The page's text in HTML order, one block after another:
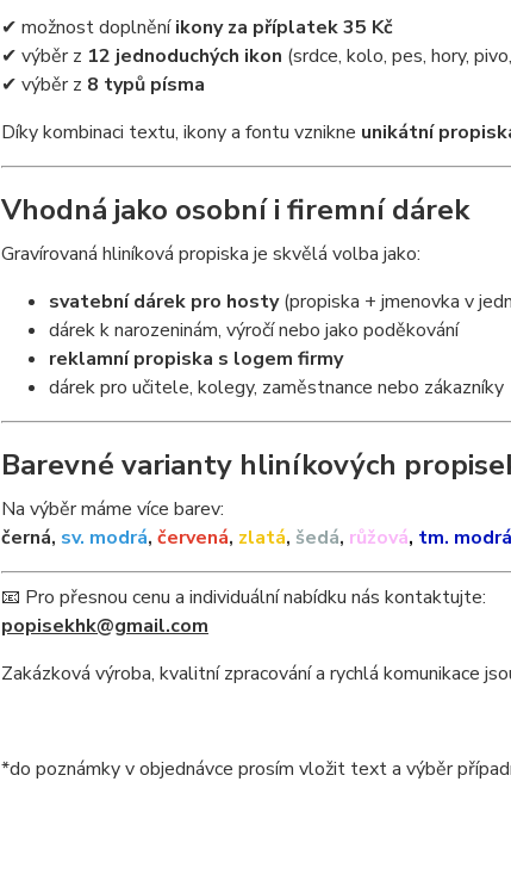
✔ možnost doplněníikony za příplatek 35 Kč
✔ výběr z 12 jednoduchých ikon (srdce, kolo, pes, hory,
✔ výběr z 8 typů písma
Díky kombinaci textu, ikony a fontu vznikne unikátní
Vhodná jako osobní i firemní dárek
Gravírovaná hliníková propiska je skvělá volba jako:
svatební dárek pro hosty(propiska + jmenovka v
dárek k narozeninám, výročí nebo jako poděkování
reklamní propiska s logem firmy
dárek pro učitele, kolegy, zaměstnance nebo zákazníky
Barevné varianty hliníkových
Na výběr máme více barev:
černá, sv. modrá, červená, zlatá, šedá, růžová, tm. modrá
📧 Pro přesnou cenu a individuální nabídku nás kontaktujte:
popisekhk@gmail.com
Zakázková výroba, kvalitní zpracování a rychlá komunikace
*do poznámky v objednávce prosím vložit text a výběr